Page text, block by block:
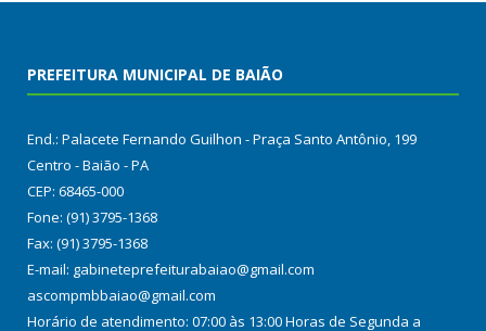
PREFEITURA MUNICIPAL DE BAIÃO
End.: Palacete Fernando Guilhon - Praça Santo Antônio, 199
Centro - Baião - PA
CEP: 68465-000
Fone: (91) 3795-1368
Fax: (91) 3795-1368
E-mail: gabineteprefeiturabaiao@gmail.com
ascompmbbaiao@gmail.com
Horário de atendimento: 07:00 às 13:00 Horas de Segunda a